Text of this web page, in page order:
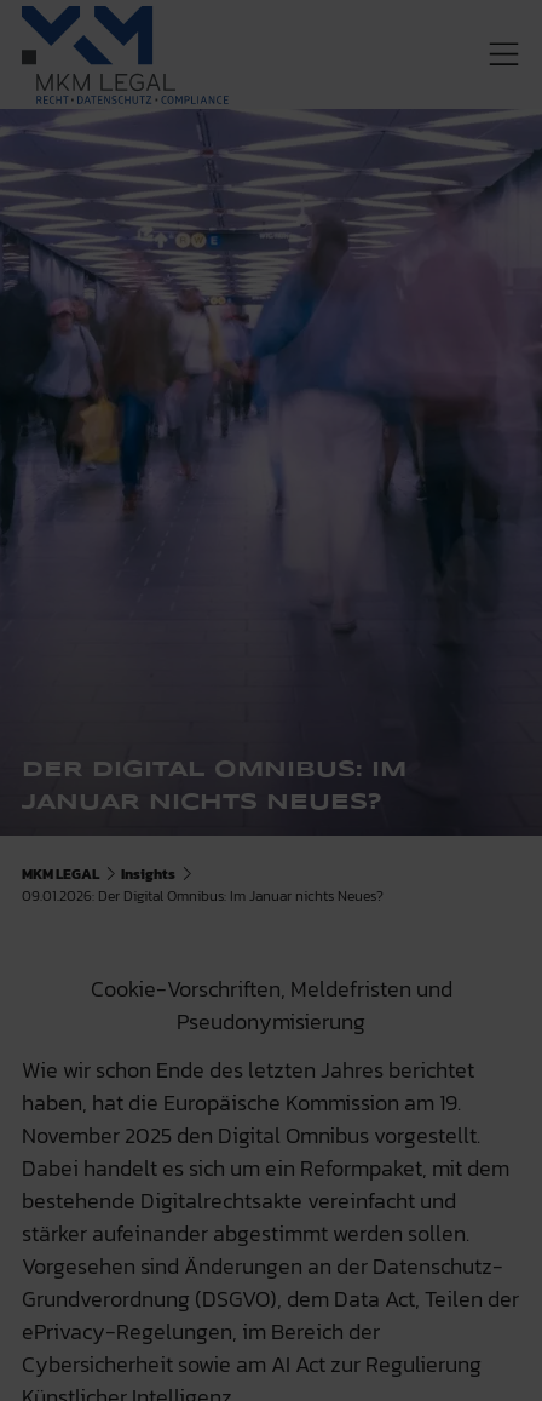
DER DIGITAL OMNIBUS: IM
JANUAR NICHTS NEUES?
MKM LEGAL
Insights
09.01.2026: Der Digital Omnibus: Im Januar nichts Neues?
Cookie-Vorschriften, Meldefristen und
Pseudonymisierung
Wie wir schon Ende des letzten Jahres berichtet
haben, hat die Europäische Kommission am 19.
November 2025 den Digital Omnibus vorgestellt.
Dabei handelt es sich um ein Reformpaket, mit dem
bestehende Digitalrechtsakte vereinfacht und
stärker aufeinander abgestimmt werden sollen.
Vorgesehen sind Änderungen an der Datenschutz-
Grundverordnung (DSGVO), dem Data Act, Teilen der
ePrivacy-Regelungen, im Bereich der
Cybersicherheit sowie am AI Act zur Regulierung